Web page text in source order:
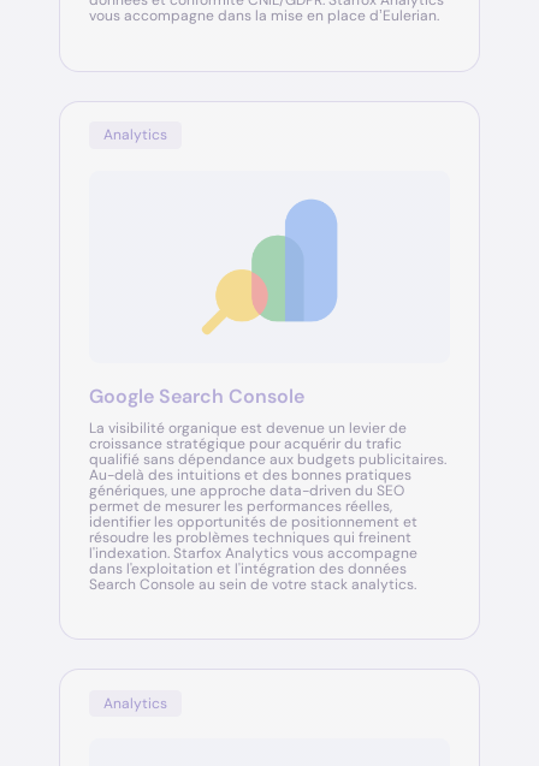
vous accompagne dans la mise en place d’Eulerian.
Analytics
Google Search Console
La visibilité organique est devenue un levier de
croissance stratégique pour acquérir du trafic
qualifié sans dépendance aux budgets publicitaires.
Au-delà des intuitions et des bonnes pratiques
génériques, une approche data-driven du SEO
permet de mesurer les performances réelles,
identifier les opportunités de positionnement et
résoudre les problèmes techniques qui freinent
l'indexation. Starfox Analytics vous accompagne
dans l'exploitation et l'intégration des données
Search Console au sein de votre stack analytics.
Analytics